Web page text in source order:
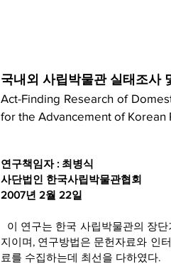
국내외 사립박물관 실태조사
Act-Finding Research of
for the Advancement of Korean
연구책임자 : 최병식
사단법인 한국사립박물관협회
2007년 2월 22일
이 연구는 한국 사립박물관의 장
지이며, 연구방법은 문헌자료와 인
료를 수집하는데 최선을 다하였다.